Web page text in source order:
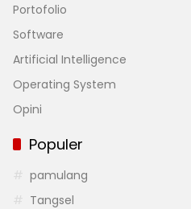
Portofolio
Software
Artificial Intelligence
Operating System
Opini
Populer
pamulang
Tangsel